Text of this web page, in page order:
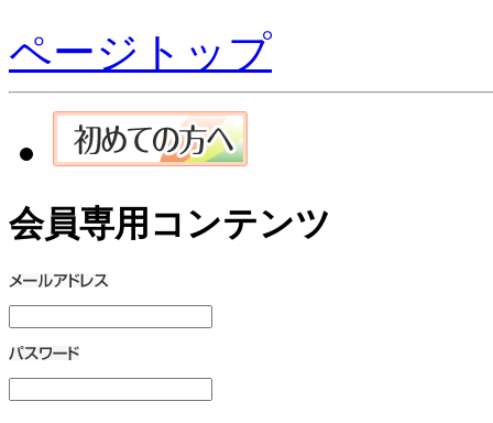
ページトップ
会員専用コンテンツ